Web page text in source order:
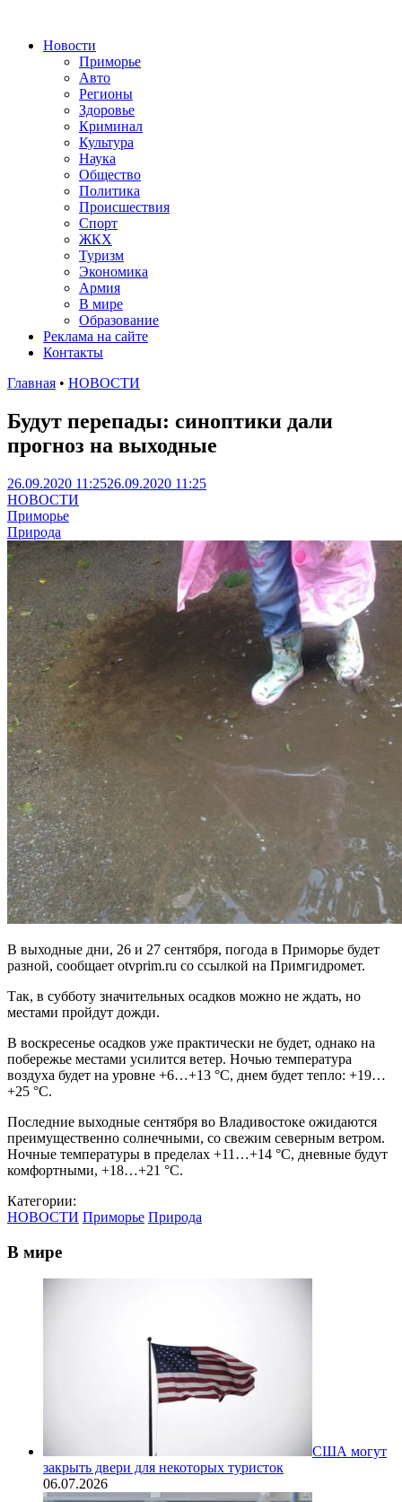
Новости
Приморье
Авто
Регионы
Здоровье
Криминал
Культура
Наука
Общество
Политика
Происшествия
Спорт
ЖКХ
Туризм
Экономика
Армия
В мире
Образование
Реклама на сайте
Контакты
Главная • НОВОСТИ
Будут перепады: синоптики дали
прогноз на выходные
26.09.2020 11:2526.09.2020 11:25
НОВОСТИ
Приморье
Природа
В выходные дни, 26 и 27 сентября, погода в Приморье будет
разной, сообщает otvprim.ru со ссылкой на Примгидромет.
Так, в субботу значительных осадков можно не ждать, но
местами пройдут дожди.
В воскресенье осадков уже практически не будет, однако на
побережье местами усилится ветер. Ночью температура
воздуха будет на уровне +6…+13 °С, днем будет тепло: +19…
+25 °С.
Последние выходные сентября во Владивостоке ожидаются
преимущественно солнечными, со свежим северным ветром.
Ночные температуры в пределах +11…+14 °С, дневные будут
комфортными, +18…+21 °С.
Категории:
НОВОСТИ Приморье Природа
В мире
США могут
закрыть двери для некоторых туристок
06.07.2026